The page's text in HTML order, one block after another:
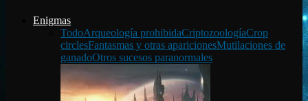
Enigmas
TodoArqueología prohibidaCriptozoologíaCrop
circlesFantasmas y otras aparicionesMutilaciones de
ganadoOtros sucesos paranormales